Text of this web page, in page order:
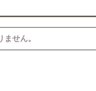
せん。